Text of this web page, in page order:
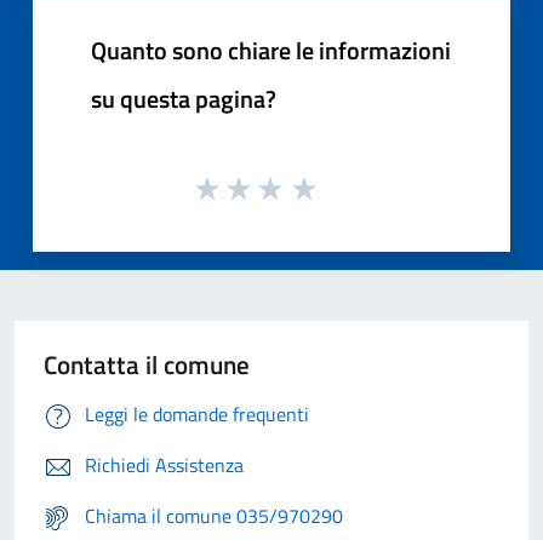
Quanto sono chiare le informazioni
su questa pagina?
Contatta il comune
Leggi le domande frequenti
Richiedi Assistenza
Chiama il comune 035/970290